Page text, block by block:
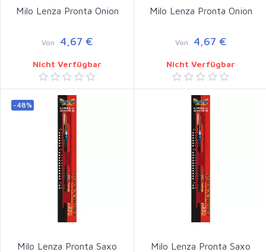
Milo Lenza Pronta Onion
Von 4,67 €
Nicht Verfügbar
Milo Lenza Pronta Onion
Von 4,67 €
Nicht Verfügbar
-48%
Milo Lenza Pronta Saxo Milo Lenza Pronta Saxo